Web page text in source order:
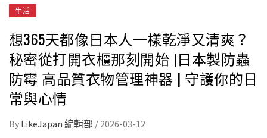
生活
想365天都像日本人一樣乾淨又清爽？
秘密從打開衣櫃那刻開始 |日本製防蟲
防霉 高品質衣物管理神器 | 守護你的日
常與心情
By LikeJapan 編輯部 / 2026-03-12